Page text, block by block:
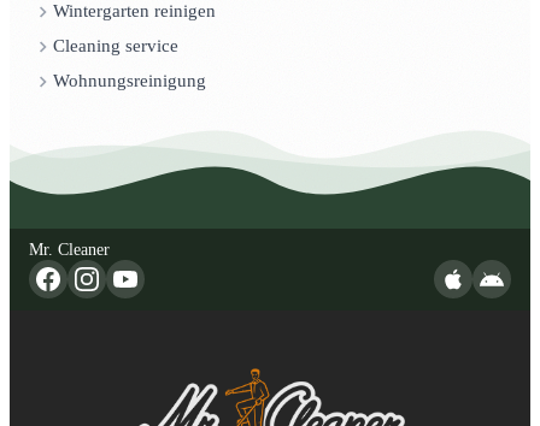
Wintergarten reinigen
Cleaning service
Wohnungsreinigung
Mr. Cleaner